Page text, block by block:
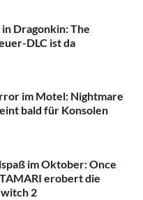
in Dragonkin: The
DLC ist da
im Motel: Nightmare
bald für Konsolen
im Oktober: Once
erobert die
2